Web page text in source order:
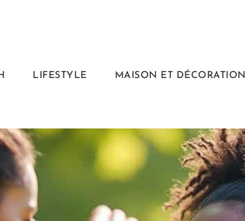
LIFESTYLE MAISON ET DÉCORATION